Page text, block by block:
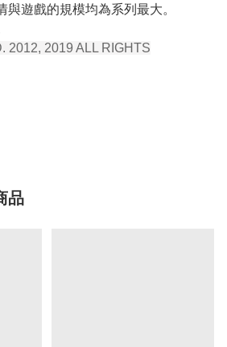
遊戲的規模均為系列最大。
2012, 2019 ALL RIGHTS
品